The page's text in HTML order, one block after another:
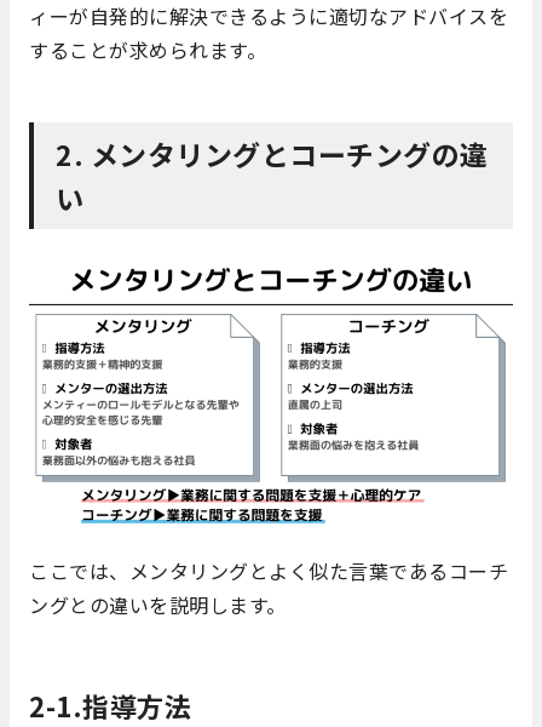
ィーが自発的に解決できるように適切なアドバイスを
することが求められます。
2. メンタリングとコーチングの違
い
ここでは、メンタリングとよく似た言葉であるコーチ
ングとの違いを説明します。
2-1.指導方法